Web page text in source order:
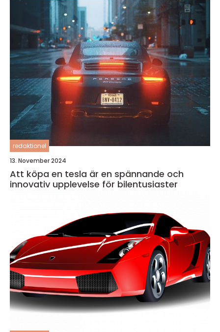
redaktionel
13. November 2024
Att köpa en tesla är en spännande och
innovativ upplevelse för bilentusiaster